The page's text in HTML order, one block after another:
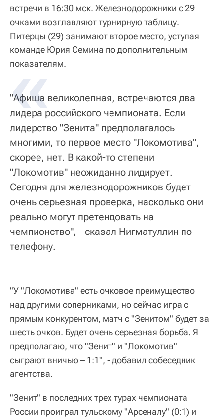
встречи в 16:30 мск. Железнодорожники с 29
очками возглавляют турнирную таблицу.
Питерцы (29) занимают второе место, уступая
команде Юрия Семина по дополнительным
показателям.
"Афиша великолепная, встречаются два
лидера российского чемпионата. Если
лидерство "Зенита" предполагалось
многими, то первое место "Локомотива",
скорее, нет. В какой-то степени
"Локомотив" неожиданно лидирует.
Сегодня для железнодорожников будет
очень серьезная проверка, насколько они
реально могут претендовать на
чемпионство", - сказал Нигматуллин по
телефону.
"У "Локомотива" есть очковое преимущество
над другими соперниками, но сейчас игра с
прямым конкурентом, матч с "Зенитом" будет за
шесть очков. Будет очень серьезная борьба. Я
предполагаю, что "Зенит" и "Локомотив"
сыграют вничью – 1:1", - добавил собеседник
агентства.
"Зенит" в последних трех турах чемпионата
России проиграл тульскому "Арсеналу" (0:1) и